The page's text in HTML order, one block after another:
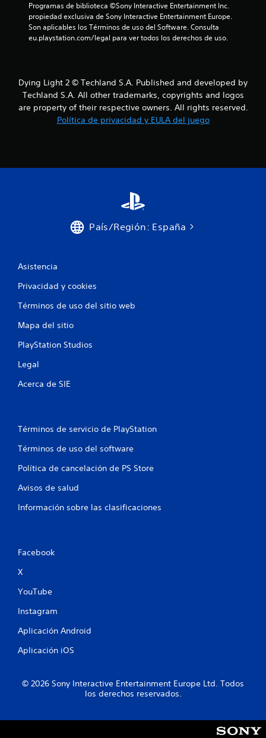
Programas de biblioteca ©Sony Interactive Entertainment Inc.
propiedad exclusiva de Sony Interactive Entertainment Europe.
Son aplicables los Términos de uso del Software. Consulta
eu.playstation.com/legal para ver todos los derechos de uso.
Dying Light 2 © Techland S.A. Published and developed by
Techland S.A. All other trademarks, copyrights and logos
are property of their respective owners. All rights reserved.
Política de privacidad y EULA del juego
País/Región: España
Asistencia
Privacidad y cookies
Términos de uso del sitio web
Mapa del sitio
PlayStation Studios
Legal
Acerca de SIE
Términos de servicio de PlayStation
Términos de uso del software
Política de cancelación de PS Store
Avisos de salud
Información sobre las clasificaciones
Facebook
X
YouTube
Instagram
Aplicación Android
Aplicación iOS
© 2026 Sony Interactive Entertainment Europe Ltd. Todos
los derechos reservados.